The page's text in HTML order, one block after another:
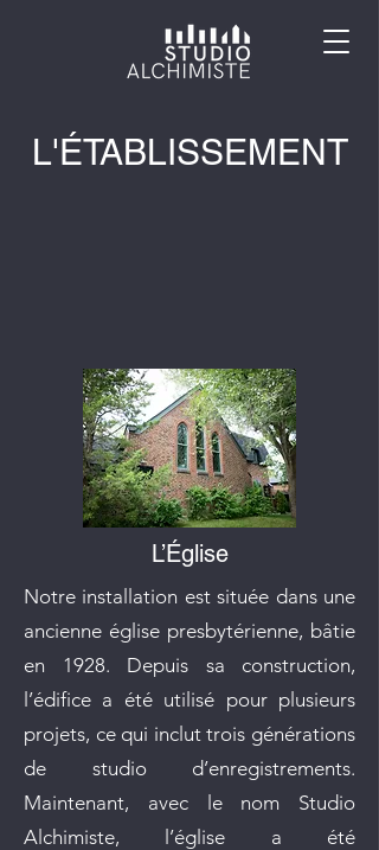
L'ÉTABLISSEMENT
L’Église
Notre installation est située dans une
ancienne église presbytérienne, bâtie
en 1928. Depuis sa construction,
l’édifice a été utilisé pour plusieurs
projets, ce qui inclut trois générations
de studio d’enregistrements.
Maintenant, avec le nom Studio
Alchimiste, l’église a été